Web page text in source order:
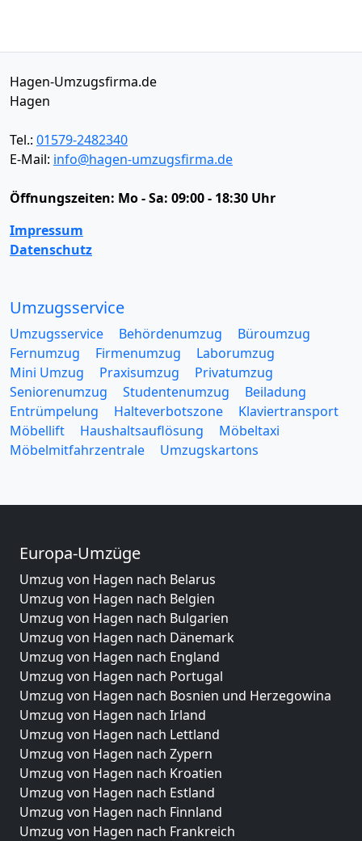
Hagen-Umzugsfirma.de
Hagen
Tel.: 01579-2482340
E-Mail: info@hagen-umzugsfirma.de
Öffnungszeiten: Mo - Sa: 09:00 - 18:30 Uhr
Impressum
Datenschutz
Umzugsservice
Umzugsservice Behördenumzug
Büroumzug
Fernumzug
Firmenumzug
Laborumzug
Mini Umzug
Praxisumzug
Privatumzug
Seniorenumzug
Studentenumzug
Beiladung
Entrümpelung
Halteverbotszone
Klaviertransport
Möbellift
Haushaltsauflösung
Möbeltaxi
Möbelmitfahrzentrale
Umzugskartons
Europa-Umzüge
Umzug von Hagen nach Belarus
Umzug von Hagen nach Belgien
Umzug von Hagen nach Bulgarien
Umzug von Hagen nach Dänemark
Umzug von Hagen nach England
Umzug von Hagen nach Portugal
Umzug von Hagen nach Bosnien und Herzegowina
Umzug von Hagen nach Irland
Umzug von Hagen nach Lettland
Umzug von Hagen nach Zypern
Umzug von Hagen nach Kroatien
Umzug von Hagen nach Estland
Umzug von Hagen nach Finnland
Umzug von Hagen nach Frankreich